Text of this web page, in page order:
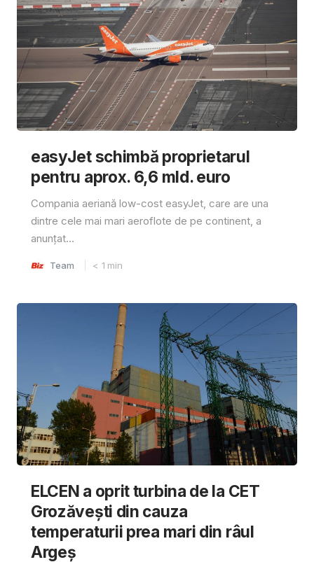
easyJet schimbă proprietarul
pentru aprox. 6,6 mld. euro
Compania aeriană low-cost easyJet, care are una
dintre cele mai mari aeroflote de pe continent, a
anunțat...
Team < 1 min
ELCEN a oprit turbina de la CET
Grozăvești din cauza
temperaturii prea mari din râul
Argeș